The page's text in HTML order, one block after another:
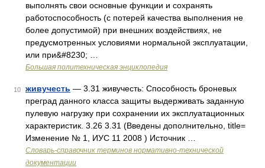
выполнять свои основные функции и сохранять
работоспособность (с потерей качества выполнения не
более допустимой) при внешних воздействиях, не
предусмотренных условиями нормальной эксплуатации,
или при&#8230; …
Большая политехническая энциклопедия
10 живучесть — 3.31 живучесть: Способность броневых
преград данного класса защиты выдерживать заданную
пулевую нагрузку при сохранении их эксплуатационных
характеристик. 3.26 3.31 (Введены дополнительно, title=
Изменение № 1, ИУС 11 2008 ) Источник …
Словарь-справочник терминов нормативно-технической
документации